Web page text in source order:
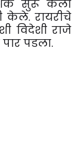
शक सुरू केला
केले. रायरीचे
विदेशी राजे
पडला.